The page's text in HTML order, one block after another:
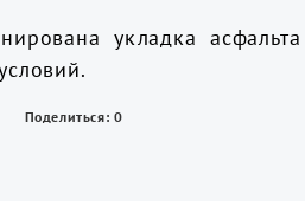
укладка
Поделиться: 0